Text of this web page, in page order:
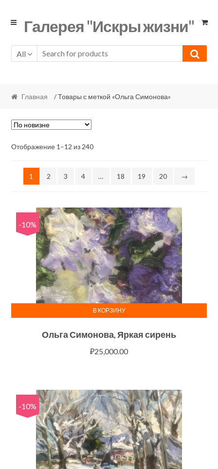
Skip
Skip Галерея "Искры жизни"
All
Главная / Товары с меткой «Ольга Симонова»
Отображение 1–12 из 240
1 2 3 4 … 18 19 20 →
-10%
Ольга Симонова, Яркая сирень
₽25,000.00
В КОРЗИНУ
-10%